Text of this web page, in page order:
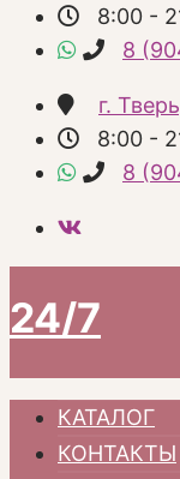
8:00 -
8
г.
8:00 -
8
24/7
КАТАЛОГ
КОНТАКТЫ